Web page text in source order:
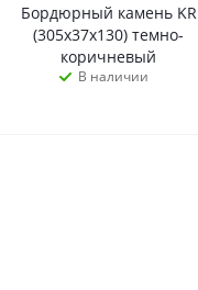
Бордюрный камень KR
(305х37х130) темно-
коричневый
В наличии